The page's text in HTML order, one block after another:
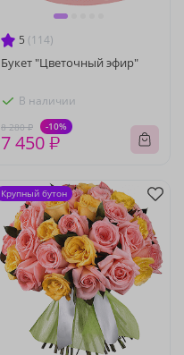
5 (114)
Букет "Цветочный эфир"
В наличии
8 280 ₽ -10%
7 450 ₽
Крупный бутон